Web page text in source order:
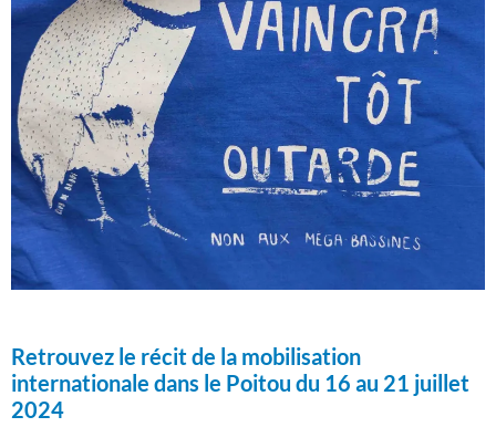
Retrouvez le récit de la mobilisation
internationale dans le Poitou du 16 au 21 juillet
2024